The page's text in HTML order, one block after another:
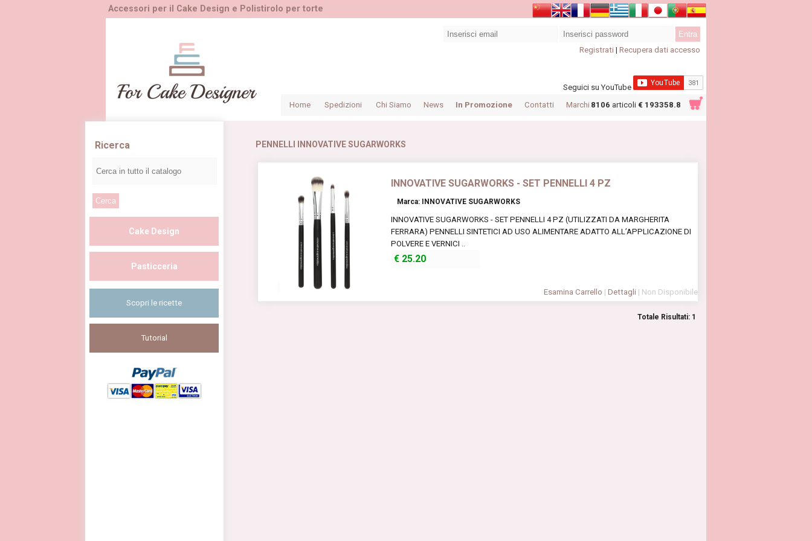
Accessori per il Cake Design e Polistirolo per torte
Registrati | Recupera dati accesso
Seguici su YouTube
Home
Spedizioni Chi Siamo News In Promozione Contatti Marchi 8106 articoli € 193358.8
Ricerca
Cake Design
Pasticceria
Scopri le ricette
Tutorial
PENNELLI INNOVATIVE SUGARWORKS
INNOVATIVE SUGARWORKS - SET PENNELLI 4 PZ
Marca: INNOVATIVE SUGARWORKS
INNOVATIVE SUGARWORKS - SET PENNELLI 4 PZ (UTILIZZATI DA MARGHERITA
FERRARA) PENNELLI SINTETICI AD USO ALIMENTARE ADATTO ALL’APPLICAZIONE DI
POLVERE E VERNICI ..
€ 25.20
Esamina Carrello | Dettagli | Non Disponibile
Totale Risultati: 1